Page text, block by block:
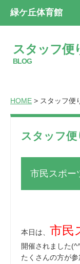
緑ケ丘体育館
スタッフ便
BLOG
HOME > スタッフ便
スタッフ便
市民スポ
本日は、 市民
開催されました
たくさんの方が